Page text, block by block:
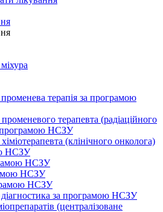
терапія за програмою
променевого терапевта (радіаційного
програмою НСЗУ
(клінічного онколога)
НСЗУ
НСЗУ
НСЗУ
НСЗУ
за програмою НСЗУ
(централізоване